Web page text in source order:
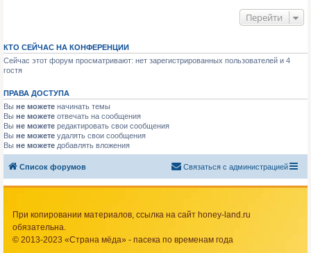
Перейти
КТО СЕЙЧАС НА КОНФЕРЕНЦИИ
Сейчас этот форум просматривают: нет зарегистрированных пользователей и 4
гостя
ПРАВА ДОСТУПА
Вы не можете начинать темы
Вы не можете отвечать на сообщения
Вы не можете редактировать свои сообщения
Вы не можете удалять свои сообщения
Вы не можете добавлять вложения
Список форумов Связаться с администрацией
При копировании материалов, ссылка на сайт honey-land.ru
обязательна.
© 2013-2023 «Страна мёда» - пасека по временам года